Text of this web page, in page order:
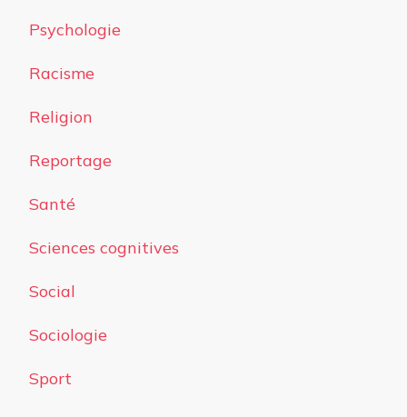
Psychologie
Racisme
Religion
Reportage
Santé
Sciences cognitives
Social
Sociologie
Sport